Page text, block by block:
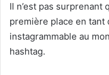
Il n’est pas surprenant
première place en tant
instagrammable au
hashtag.